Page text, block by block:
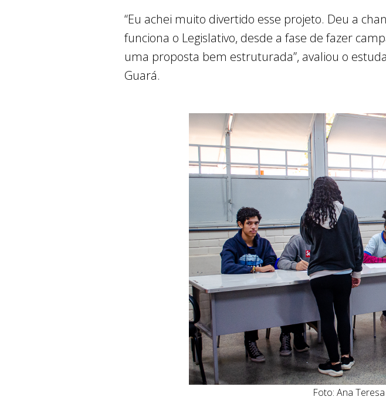
“Eu achei muito divertido esse projeto. Deu a
funciona o Legislativo, desde a fase de fazer
uma proposta bem estruturada”, avaliou o
Guará.
Foto: Ana